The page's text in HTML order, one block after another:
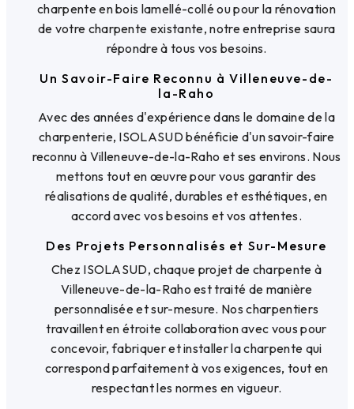
charpente en bois lamellé-collé ou pour la rénovation
de votre charpente existante, notre entreprise saura
répondre à tous vos besoins.
Un Savoir-Faire Reconnu à Villeneuve-de-
la-Raho
Avec des années d'expérience dans le domaine de la
charpenterie, ISOLASUD bénéficie d'un savoir-faire
reconnu à Villeneuve-de-la-Raho et ses environs. Nous
mettons tout en œuvre pour vous garantir des
réalisations de qualité, durables et esthétiques, en
accord avec vos besoins et vos attentes.
Des Projets Personnalisés et Sur-Mesure
Chez ISOLASUD, chaque projet de charpente à
Villeneuve-de-la-Raho est traité de manière
personnalisée et sur-mesure. Nos charpentiers
travaillent en étroite collaboration avec vous pour
concevoir, fabriquer et installer la charpente qui
correspond parfaitement à vos exigences, tout en
respectant les normes en vigueur.